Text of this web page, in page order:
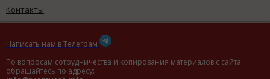
Контакты
Написать нам в Телеграм
По вопросам сотрудничества и копирования материалов с сайта
обращайтесь по адресу: